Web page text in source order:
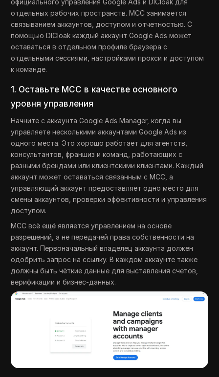
официального управления Google Ads и DICloak для
отдельных рабочих пространств. MCC занимается
связыванием аккаунтов, доступом и отчетностью. С
помощью DICloak каждый аккаунт Google Ads может
оставаться в отдельном профиле браузера с
отдельными сессиями, настройками прокси и доступом
к команде.
1. Оставьте MCC в качестве основного
уровня управления
Начните с аккаунта Google Ads Manager, когда вы
управляете несколькими аккаунтами Google Ads из
одного места. Это хорошо работает для агентств,
консультантов, франшиз и команд, работающих с
разными брендами или клиентскими клиентами. Каждый
аккаунт может оставаться связанным с MCC, а
управляющий аккаунт предоставляет одно место для
смены аккаунтов, проверки эффективности и управления
доступом.
MCC всё ещё является управлением на основе
разрешений, а не передачей права собственности на
аккаунт. Первоначальный владелец аккаунта должен
одобрить запрос на ссылку. В каждом аккаунте также
должны быть чёткие данные для выставления счетов,
верификации и бизнес-данных.